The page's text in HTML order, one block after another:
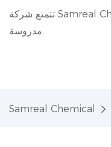
تتمتع شركة Samreal Chemical بخبرة 20 عامًا في مجال الصناعة الكيميائية، حيث تقدم منتجات كيميائية عالية الجودة وخدمات
مدروسة.
Samreal Chemical